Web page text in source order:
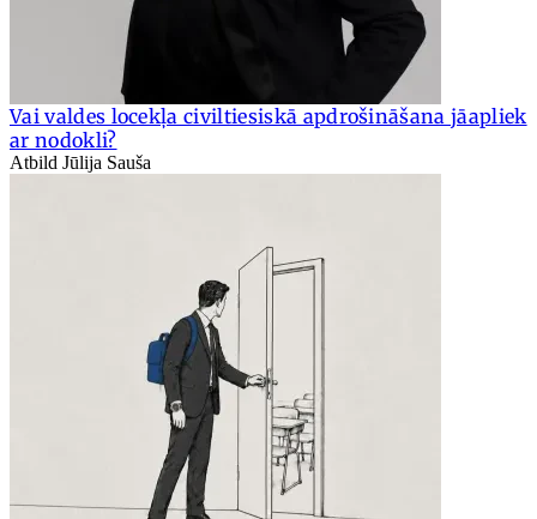
Vai valdes locekļa civiltiesiskā apdrošināšana jāapliek
ar nodokli?
Atbild Jūlija Sauša